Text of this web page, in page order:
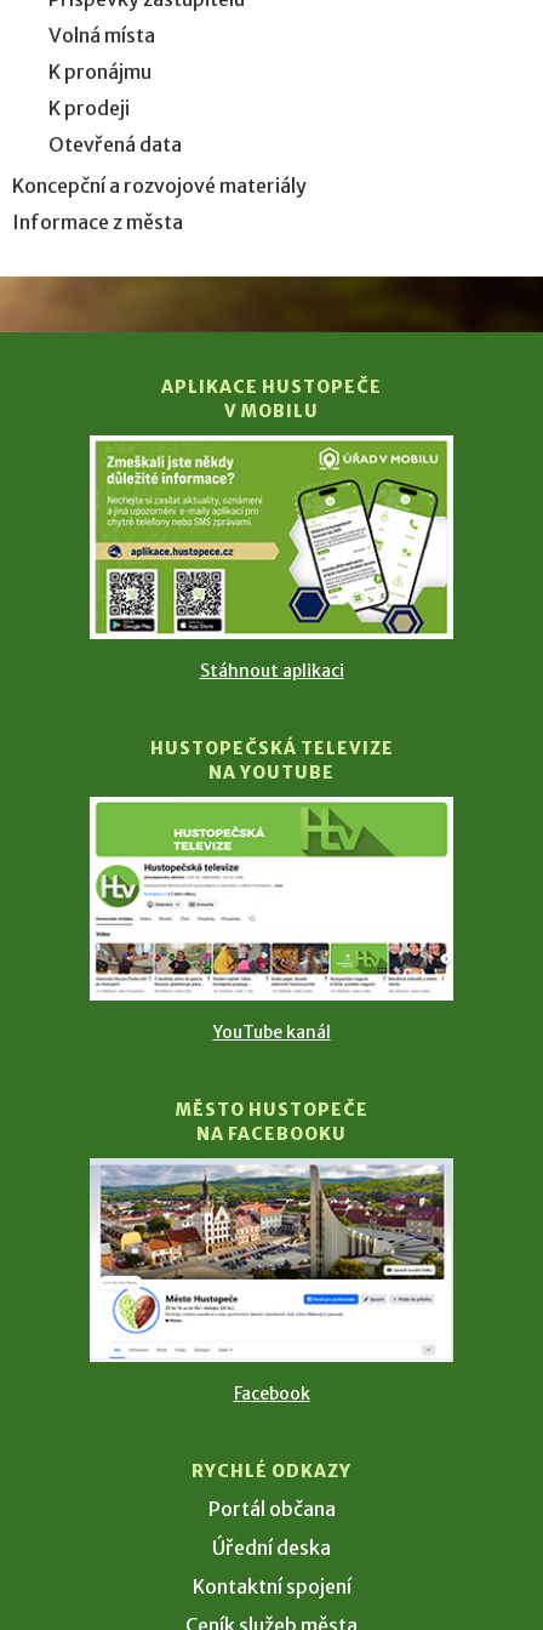
Volná místa
K pronájmu
K prodeji
Otevřená data
Koncepční a rozvojové materiály
Informace z města
APLIKACE HUSTOPEČE
V MOBILU
Stáhnout aplikaci
HUSTOPEČSKÁ TELEVIZE
NA YOUTUBE
YouTube kanál
MĚSTO HUSTOPEČE
NA FACEBOOKU
Facebook
RYCHLÉ ODKAZY
Portál občana
Úřední deska
Kontaktní spojení